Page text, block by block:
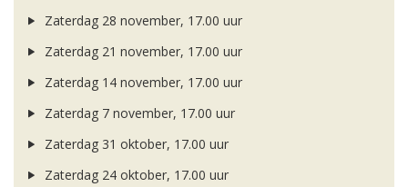
Zaterdag 28 november, 17.00 uur
Zaterdag 21 november, 17.00 uur
Zaterdag 14 november, 17.00 uur
Zaterdag 7 november, 17.00 uur
Zaterdag 31 oktober, 17.00 uur
Zaterdag 24 oktober, 17.00 uur